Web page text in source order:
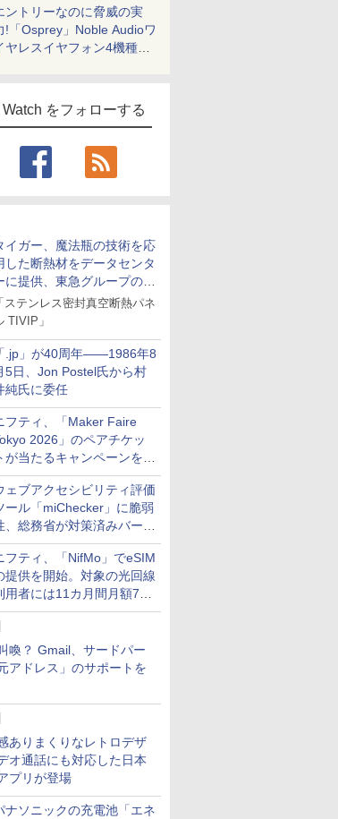
ントリーなのに脅威の実
!「Osprey」Noble Audioワ
ヤレスイヤフォン4機種を
Watch をフォローする
イガー、魔法瓶の技術を応
した断熱材をデータセンタ
に提供、東急グループの実
証実験で
「ステンレス密封真空断熱パネ
TIVIP」
「.jp」が40周年――1986年8
5日、Jon Postel氏から村
純氏に委任
フティ、「Maker Faire
2026」のペアチケッ
が当たるキャンペーンをX
実施。8月16日まで
ェブアクセシビリティ評価
ール「miChecker」に脆弱
、総務省が対策済みバージ
ンへの更新を呼び掛け
フティ、「NifMo」でeSIM
提供を開始。対象の光回線
用者には11カ月間月額770
割引のキャンペーン
喚？ Gmail、サードパー
アドレス」のサポートを
ありまくりなレトロデザ
オ通話にも対応した日本
プリが登場
ナソニックの充電池「エネ